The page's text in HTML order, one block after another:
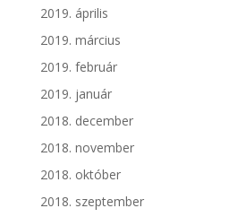
2019. április
2019. március
2019. február
2019. január
2018. december
2018. november
2018. október
2018. szeptember